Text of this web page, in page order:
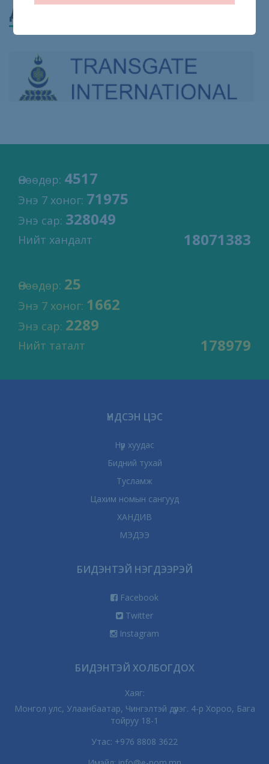
ДЭМЖИГЧ БАЙГУУЛЛАГУУД
Өнөөдөр: 4517
Энэ 7 хоног: 71975
Энэ сар: 328049
Нийт хандалт 18071383
Өнөөдөр: 25
Энэ 7 хоног: 1662
Энэ сар: 2289
Нийт таталт 178979
ҮНДСЭН ЦЭС
Нүүр хуудас
Бидний тухай
Тусламж
Цахим номын сангууд
ХАНДИВ
МЭДЭЭ
БИДЭНТЭЙ НЭГДЭЭРЭЙ
Facebook
Twitter
Instagram
БИДЭНТЭЙ ХОЛБОГДОХ
Хаяг:
Монгол улс, Улаанбаатар, Чингэлтэй дүүрэг. 4-р Хороо, Бага
тойруу 18-1
Утас: +976 8808 3622